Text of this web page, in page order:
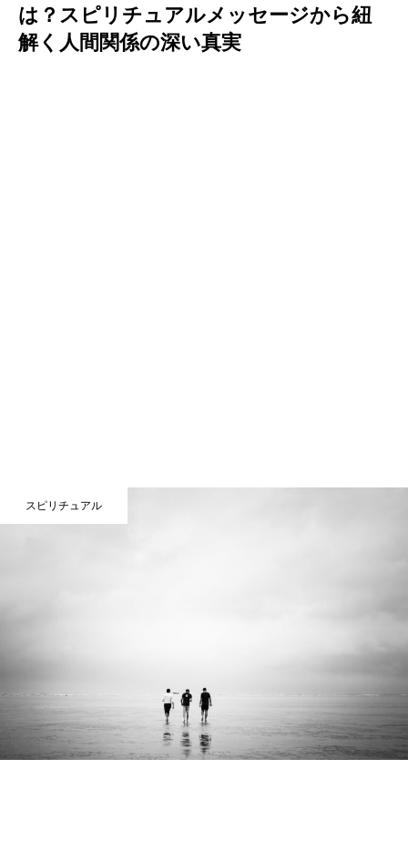
は？スピリチュアルメッセージから紐
解く人間関係の深い真実
スピリチュアル